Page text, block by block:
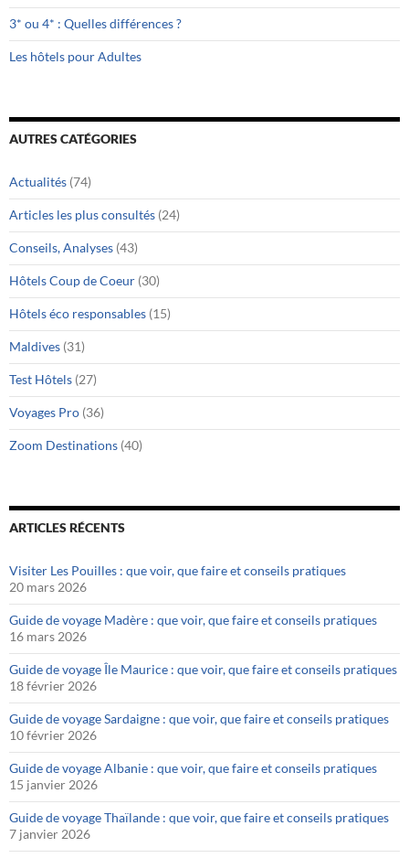
3* ou 4* : Quelles différences ?
Les hôtels pour Adultes
AUTRES CATÉGORIES
Actualités (74)
Articles les plus consultés (24)
Conseils, Analyses (43)
Hôtels Coup de Coeur (30)
Hôtels éco responsables (15)
Maldives (31)
Test Hôtels (27)
Voyages Pro (36)
Zoom Destinations (40)
ARTICLES RÉCENTS
Visiter Les Pouilles : que voir, que faire et conseils pratiques
20 mars 2026
Guide de voyage Madère : que voir, que faire et conseils pratiques
16 mars 2026
Guide de voyage Île Maurice : que voir, que faire et conseils pratiques
18 février 2026
Guide de voyage Sardaigne : que voir, que faire et conseils pratiques
10 février 2026
Guide de voyage Albanie : que voir, que faire et conseils pratiques
15 janvier 2026
Guide de voyage Thaïlande : que voir, que faire et conseils pratiques
7 janvier 2026